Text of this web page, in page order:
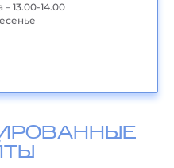
13.00-14.00